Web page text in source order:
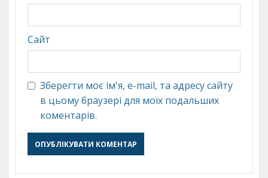
Сайт
Зберегти моє ім'я, e-mail, та адресу сайту
в цьому браузері для моїх подальших
коментарів.